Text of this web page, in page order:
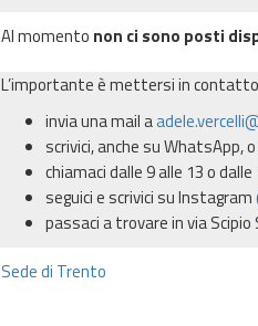
Al momento non ci sono posti
L’importante è mettersi in
invia una mail a
scrivici, anche su WhatsApp,
chiamaci dalle 9 alle 13 o
seguici e scrivici su Instagram
passaci a trovare in via Scipio
Sede di Trento